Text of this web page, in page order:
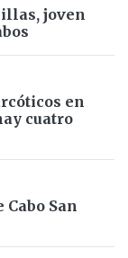
joven
en
cuatro
San